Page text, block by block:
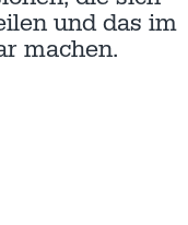
und das im
machen.